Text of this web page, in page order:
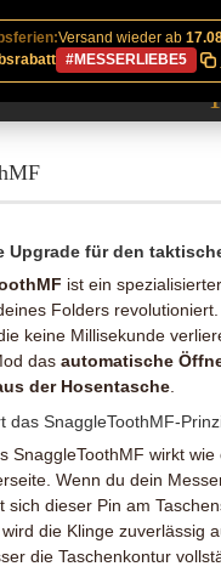
Versand wieder ab
#MESSERLIEBE5
Upgrade für den
ist ein
Folders
keine Millisekunde
das automatische
der Hosentasche
das SnaggleToothMF-
SnaggleToothMF wirkt
Wenn du dein
sich dieser Pin am
die Klinge zuverlässig
die Taschenkontur